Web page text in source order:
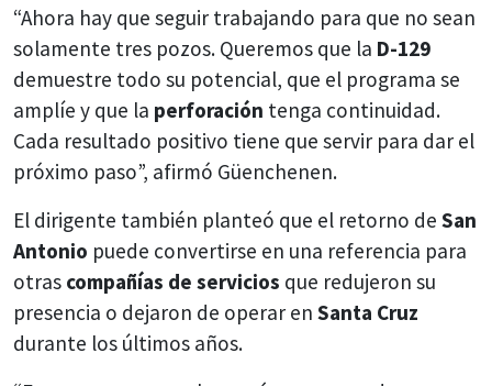
“Ahora hay que seguir trabajando para que no sean
solamente tres pozos. Queremos que la D-129
demuestre todo su potencial, que el programa se
amplíe y que la perforación tenga continuidad.
Cada resultado positivo tiene que servir para dar el
próximo paso”, afirmó Güenchenen.
El dirigente también planteó que el retorno de San
Antonio puede convertirse en una referencia para
otras compañías de servicios que redujeron su
presencia o dejaron de operar en Santa Cruz
durante los últimos años.